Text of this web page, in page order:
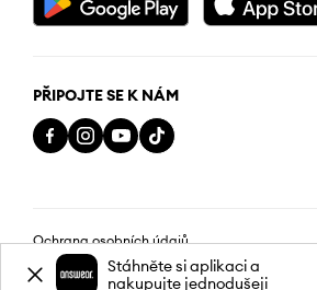
PŘIPOJTE SE K NÁM
Ochrana osobních údajů
Obchodní podmínky
Stáhněte si aplikaci a
nakupujte jednodušeji